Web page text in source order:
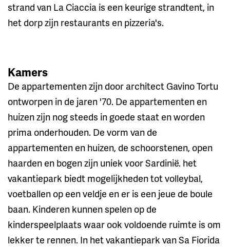
strand van La Ciaccia is een keurige strandtent, in
het dorp zijn restaurants en pizzeria's.
Kamers
De appartementen zijn door architect Gavino Tortu
ontworpen in de jaren '70. De appartementen en
huizen zijn nog steeds in goede staat en worden
prima onderhouden. De vorm van de
appartementen en huizen, de schoorstenen, open
haarden en bogen zijn uniek voor Sardinië. het
vakantiepark biedt mogelijkheden tot volleybal,
voetballen op een veldje en er is een jeue de boule
baan. Kinderen kunnen spelen op de
kinderspeelplaats waar ook voldoende ruimte is om
lekker te rennen. In het vakantiepark van Sa Fiorida